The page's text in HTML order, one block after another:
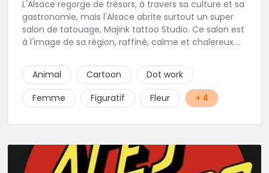
L'Alsace regorge de trésors, à travers sa culture et sa
gastronomie, mais l'Alsace abrite surtout un super
salon de tatouage, Majink tattoo Studio. Ce salon est
à l'image de sa région, raffiné, calme et chalereux.
découvrir son super shop !
Animal Cartoon
Dot work
Femme
Figuratif Fleur + 4